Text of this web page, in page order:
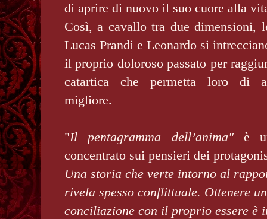
di aprire di nuovo il suo cuore alla
Così, a cavallo tra due dimensioni,
Lucas Prandi e Leonardo si
il proprio doloroso passato per
catartica che permetta loro di
migliore.
"Il pentagramma dell’anima" è
concentrato sui pensieri dei
Una storia che verte intorno al
rivela spesso conflittuale. Ottenere
conciliazione con il proprio essere è